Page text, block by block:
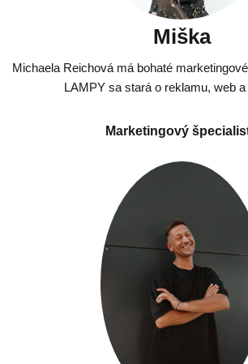
Miška
Michaela Reichová má bohaté
LAMPY sa stará o reklamu, web a
Marketingový